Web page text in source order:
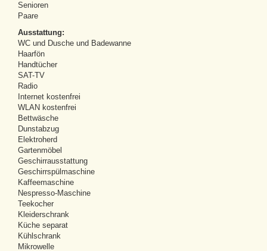
Senioren
Paare
Ausstattung:
WC und Dusche und Badewanne
Haarfön
Handtücher
SAT-TV
Radio
Internet kostenfrei
WLAN kostenfrei
Bettwäsche
Dunstabzug
Elektroherd
Gartenmöbel
Geschirrausstattung
Geschirrspülmaschine
Kaffeemaschine
Nespresso-Maschine
Teekocher
Kleiderschrank
Küche separat
Kühlschrank
Mikrowelle